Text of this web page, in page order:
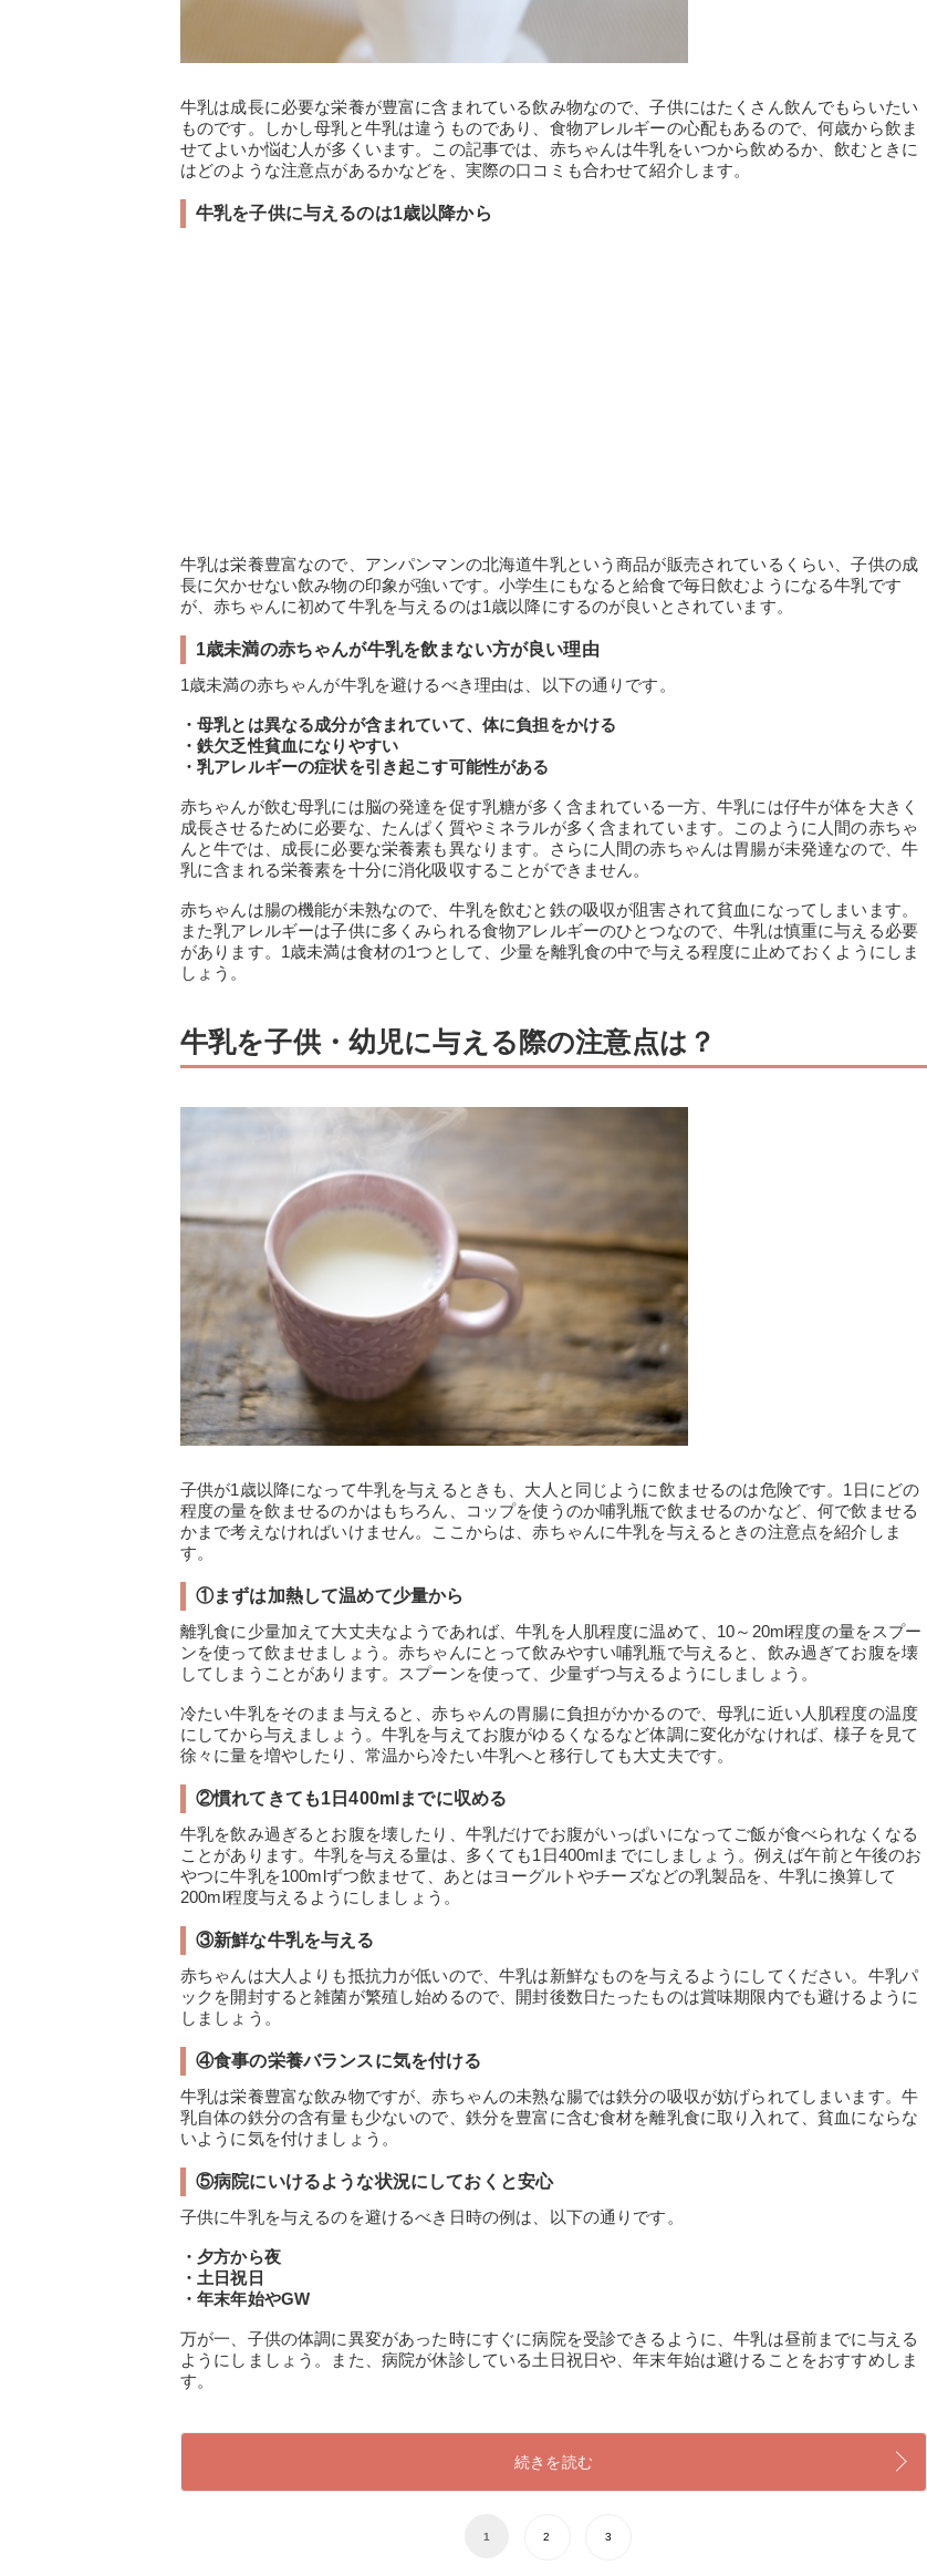
牛乳は成長に必要な栄養が豊富に含まれている飲み物なので、子供にはたくさん飲んでもらいたい
ものです。しかし母乳と牛乳は違うものであり、食物アレルギーの心配もあるので、何歳から飲ま
せてよいか悩む人が多くいます。この記事では、赤ちゃんは牛乳をいつから飲めるか、飲むときに
はどのような注意点があるかなどを、実際の口コミも合わせて紹介します。
牛乳を子供に与えるのは1歳以降から
牛乳は栄養豊富なので、アンパンマンの北海道牛乳という商品が販売されているくらい、子供の成
長に欠かせない飲み物の印象が強いです。小学生にもなると給食で毎日飲むようになる牛乳です
が、赤ちゃんに初めて牛乳を与えるのは1歳以降にするのが良いとされています。
1歳未満の赤ちゃんが牛乳を飲まない方が良い理由
1歳未満の赤ちゃんが牛乳を避けるべき理由は、以下の通りです。
・母乳とは異なる成分が含まれていて、体に負担をかける
・鉄欠乏性貧血になりやすい
・乳アレルギーの症状を引き起こす可能性がある
赤ちゃんが飲む母乳には脳の発達を促す乳糖が多く含まれている一方、牛乳には仔牛が体を大きく
成長させるために必要な、たんぱく質やミネラルが多く含まれています。このように人間の赤ちゃ
んと牛では、成長に必要な栄養素も異なります。さらに人間の赤ちゃんは胃腸が未発達なので、牛
乳に含まれる栄養素を十分に消化吸収することができません。
赤ちゃんは腸の機能が未熟なので、牛乳を飲むと鉄の吸収が阻害されて貧血になってしまいます。
また乳アレルギーは子供に多くみられる食物アレルギーのひとつなので、牛乳は慎重に与える必要
があります。1歳未満は食材の1つとして、少量を離乳食の中で与える程度に止めておくようにしま
しょう。
牛乳を子供・幼児に与える際の注意点は？
子供が1歳以降になって牛乳を与えるときも、大人と同じように飲ませるのは危険です。1日にどの
程度の量を飲ませるのかはもちろん、コップを使うのか哺乳瓶で飲ませるのかなど、何で飲ませる
かまで考えなければいけません。ここからは、赤ちゃんに牛乳を与えるときの注意点を紹介しま
す。
①まずは加熱して温めて少量から
離乳食に少量加えて大丈夫なようであれば、牛乳を人肌程度に温めて、10～20ml程度の量をスプー
ンを使って飲ませましょう。赤ちゃんにとって飲みやすい哺乳瓶で与えると、飲み過ぎてお腹を壊
してしまうことがあります。スプーンを使って、少量ずつ与えるようにしましょう。
冷たい牛乳をそのまま与えると、赤ちゃんの胃腸に負担がかかるので、母乳に近い人肌程度の温度
にしてから与えましょう。牛乳を与えてお腹がゆるくなるなど体調に変化がなければ、様子を見て
徐々に量を増やしたり、常温から冷たい牛乳へと移行しても大丈夫です。
②慣れてきても1日400mlまでに収める
牛乳を飲み過ぎるとお腹を壊したり、牛乳だけでお腹がいっぱいになってご飯が食べられなくなる
ことがあります。牛乳を与える量は、多くても1日400mlまでにしましょう。例えば午前と午後のお
やつに牛乳を100mlずつ飲ませて、あとはヨーグルトやチーズなどの乳製品を、牛乳に換算して
200ml程度与えるようにしましょう。
③新鮮な牛乳を与える
赤ちゃんは大人よりも抵抗力が低いので、牛乳は新鮮なものを与えるようにしてください。牛乳パ
ックを開封すると雑菌が繁殖し始めるので、開封後数日たったものは賞味期限内でも避けるように
しましょう。
④食事の栄養バランスに気を付ける
牛乳は栄養豊富な飲み物ですが、赤ちゃんの未熟な腸では鉄分の吸収が妨げられてしまいます。牛
乳自体の鉄分の含有量も少ないので、鉄分を豊富に含む食材を離乳食に取り入れて、貧血にならな
いように気を付けましょう。
⑤病院にいけるような状況にしておくと安心
子供に牛乳を与えるのを避けるべき日時の例は、以下の通りです。
・夕方から夜
・土日祝日
・年末年始やGW
万が一、子供の体調に異変があった時にすぐに病院を受診できるように、牛乳は昼前までに与える
ようにしましょう。また、病院が休診している土日祝日や、年末年始は避けることをおすすめしま
す。
続きを読む
1 2 3